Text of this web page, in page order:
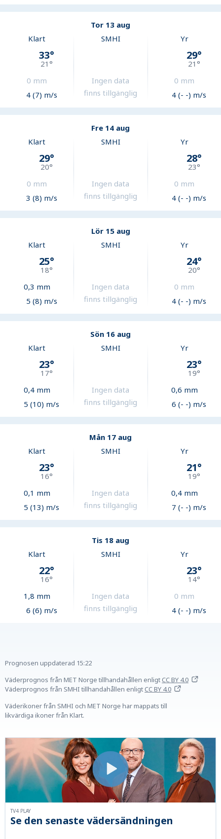
Tor 13 aug
Klart
33°
21°
0 mm
4 (7) m/s
SMHI
Ingen data
finns tillgänglig
Yr
29°
21°
0 mm
4 (- -) m/s
Fre 14 aug
Klart
29°
20°
0 mm
3 (8) m/s
SMHI
Ingen data
finns tillgänglig
Yr
28°
23°
0 mm
4 (- -) m/s
Lör 15 aug
Klart
25°
18°
0,3 mm
5 (8) m/s
SMHI
Ingen data
finns tillgänglig
Yr
24°
20°
0 mm
4 (- -) m/s
Sön 16 aug
Klart
23°
17°
0,4mm
5 (10) m/s
SMHI
Ingen data
finns tillgänglig
Yr
23°
19°
0,6 mm
6 (- -) m/s
Mån 17 aug
Klart
23°
16°
0,1 mm
5 (13) m/s
SMHI
Ingen data
finns tillgänglig
Yr
21°
19°
0,4mm
7 (- -) m/s
Tis 18 aug
Klart
22°
16°
1,8 mm
6 (6) m/s
SMHI
Ingen data
finns tillgänglig
Yr
23°
14°
0 mm
4 (- -) m/s
Prognosen uppdaterad 15:22
Väderprognos från MET Norge tillhandahållen enligtCC BY 4.0
Väderprognos från SMHI tillhandahållen enligtCC BY 4.0
Väderikoner från SMHI och MET Norge har mappats till
likvärdiga ikoner från Klart.
Se den senaste vädersändningen
TV4 PLAY